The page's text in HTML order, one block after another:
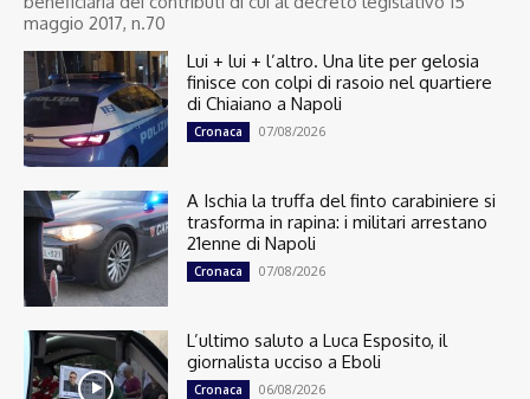
maggio 2017, n.70
Lui + lui + l’altro. Una lite per gelosia
finisce con colpi di rasoio nel quartiere
di Chiaiano a Napoli
Cronaca 07/08/2026
A Ischia la truffa del finto carabiniere si
trasforma in rapina: i militari arrestano
21enne di Napoli
Cronaca 07/08/2026
L’ultimo saluto a Luca Esposito, il
giornalista ucciso a Eboli
Cronaca 06/08/2026